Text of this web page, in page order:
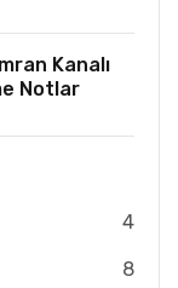
Kanalı
Notlar
4
8